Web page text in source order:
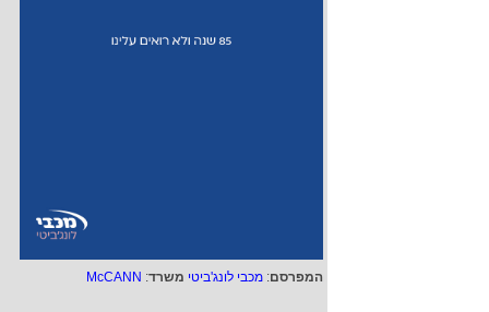
המפרסם: מכבי לונג'ביטי משרד:
McCANN